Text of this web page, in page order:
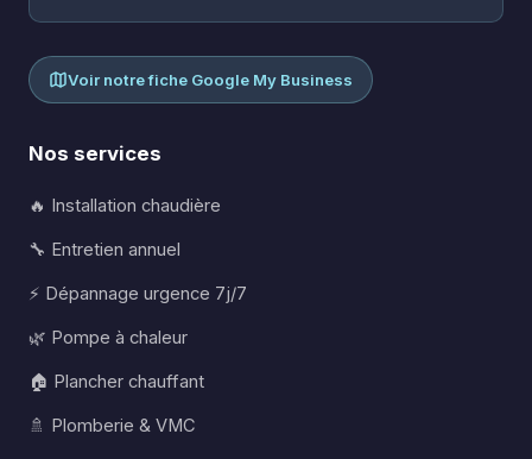
Voir notre fiche Google My Business
Nos services
🔥 Installation chaudière
🔧 Entretien annuel
⚡ Dépannage urgence 7j/7
🌿 Pompe à chaleur
🏠 Plancher chauffant
🚿 Plomberie & VMC